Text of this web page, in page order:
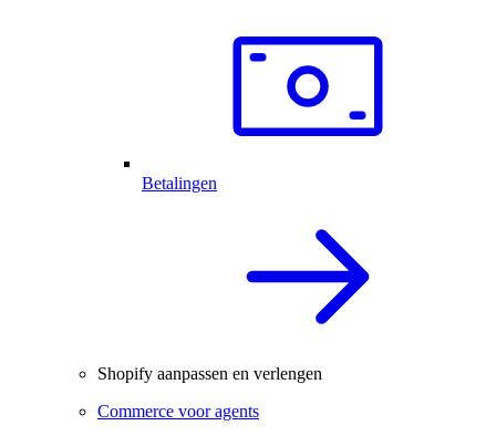
Betalingen
Shopify aanpassen en verlengen
Commerce voor agents